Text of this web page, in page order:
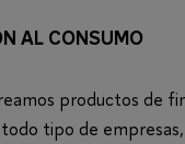
AL CONSUMO
productos de
tipo de